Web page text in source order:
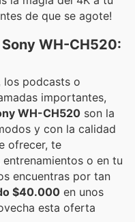
de que se agote!
WH-CH520:
los podcasts o
importantes,
WH-CH520 son la
y con la calidad
ofrecer, te
o en tu
encuentras por tan
$40.000 en unos
esta oferta